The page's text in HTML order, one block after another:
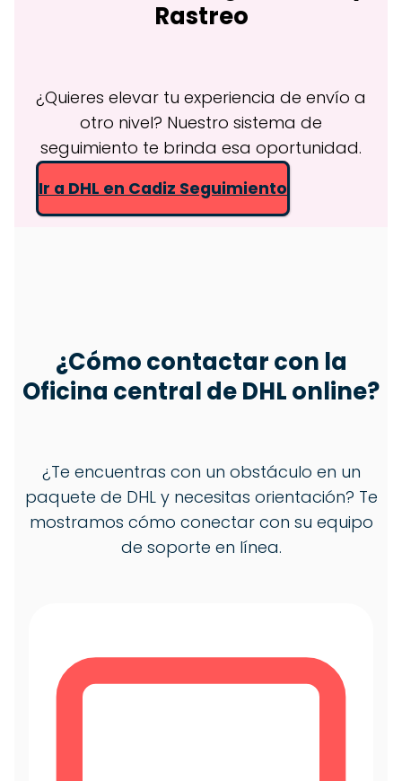
Rastreo
¿Quieres elevar tu experiencia de envío a
otro nivel? Nuestro sistema de
seguimiento te brinda esa oportunidad.
Ir a DHL en Cadiz Seguimiento
¿Cómo contactar con la
Oficina central de DHL online?
¿Te encuentras con un obstáculo en un
paquete de DHL y necesitas orientación? Te
mostramos cómo conectar con su equipo
de soporte en línea.